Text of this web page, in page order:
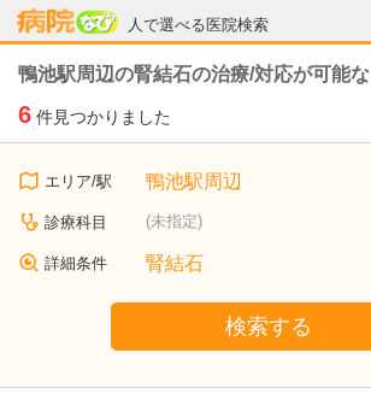
人で選べる医院検索
病院なび
鴨池駅周辺の腎結石の治療/対応が可能な
6 件見つかりました
エリア/駅 鴨池駅周辺
診療科目 (未指定)
詳細条件 腎結石
検索する